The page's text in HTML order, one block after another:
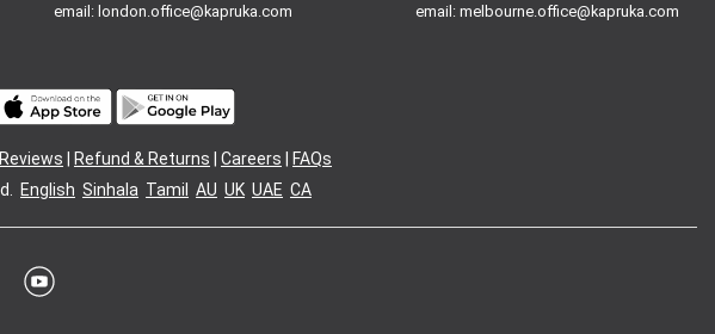
email: london.office@kapruka.com
email: melbourne.office@kapruka.com
Reviews Refund & Returns Careers
FAQs
English Sinhala Tamil AU UK UAE CA